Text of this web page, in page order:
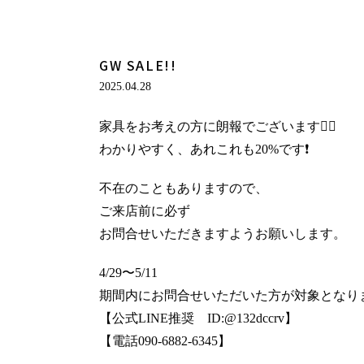
GW SALE!!
2025.04.28
家具をお考えの方に朗報でございます🙇‍♀️
わかりやすく、あれこれも20%です❗️
不在のこともありますので、
ご来店前に必ず
お問合せいただきますようお願いします。
4/29〜5/11
期間内にお問合せいただいた方が対象となり
【公式LINE推奨 ID:@132dccrv】
【電話090-6882-6345】